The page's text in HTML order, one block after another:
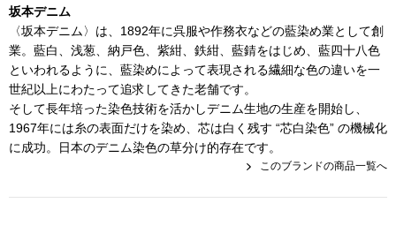
ネクタイ
マフラー／ス
スカーフ／ス
手袋
坂本デニム
〈坂本デニム〉は、1892年に呉服や作務衣などの藍染め業として創
業。藍白、浅葱、納戸色、紫紺、鉄紺、藍錆をはじめ、藍四十八色
といわれるように、藍染めによって表現される繊細な色の違いを一
世紀以上にわたって追求してきた老舗です。
そして長年培った染色技術を活かしデニム生地の生産を開始し、
1967年には糸の表面だけを染め、芯は白く残す “芯白染色” の機械化
に成功。日本のデニム染色の草分け的存在です。
このブランドの商品一覧へ